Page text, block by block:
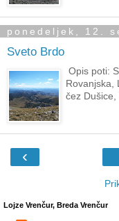
ponedeljek, 12.
Sveto Brdo
Opis poti:
Rovanjska,
čez Dušice,
‹
Lojze Vrenčur, Breda Vrenčur